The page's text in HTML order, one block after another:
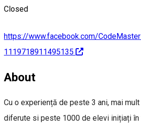
Closed
https://www.facebook.com/
1119718911495135
About
Cu o experiență de peste 3 ani, mai
diferute si peste 1000 de elevi inițiați